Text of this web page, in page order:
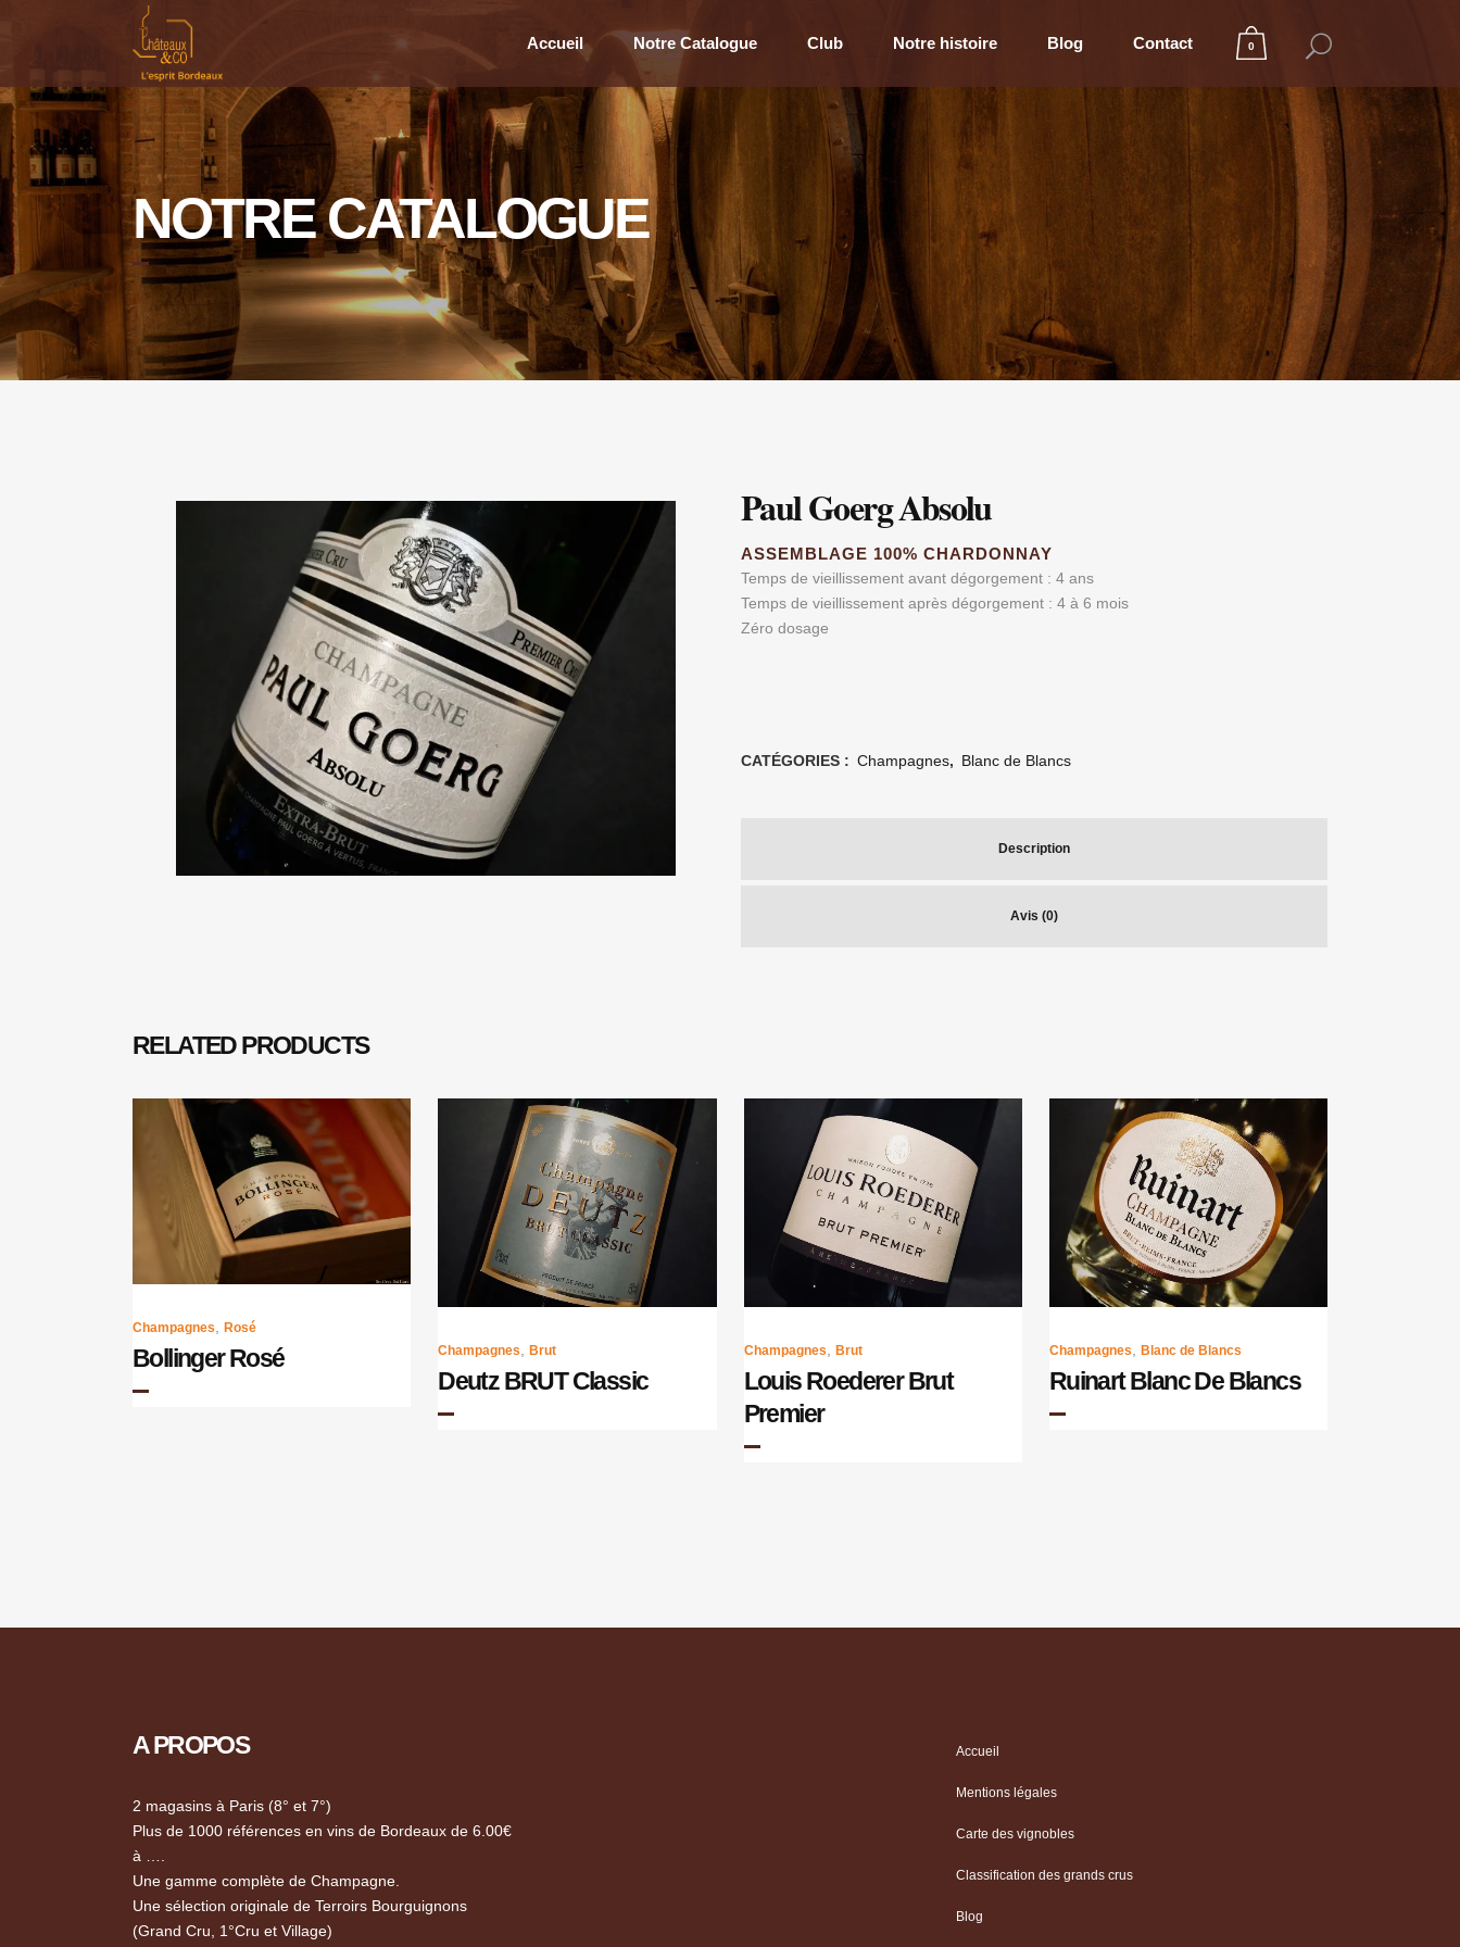
0
Accueil Notre Catalogue Club Notre histoire Blog Contact
NOTRE CATALOGUE
Paul Goerg Absolu
ASSEMBLAGE 100% CHARDONNAY
Temps de vieillissement avant dégorgement : 4 ans
Temps de vieillissement après dégorgement : 4 à 6 mois
Zéro dosage
CATÉGORIES : Champagnes, Blanc de Blancs
Description
Avis (0)
RELATED PRODUCTS
Champagnes Rosé
Bollinger Rosé Champagnes ,Brut
Deutz BRUT Classic
Champagnes Brut
Louis Roederer Brut
Premier
Champagnes Blanc de Blancs
Ruinart Blanc De Blancs
A PROPOS
2 magasins à Paris (8° et 7°)
Plus de 1000 références en vins de Bordeaux de 6.00€
à ….
Une gamme complète de Champagne.
Une sélection originale de Terroirs Bourguignons
(Grand Cru, 1°Cru et Village)
Accueil
Mentions légales
Carte des vignobles
Classification des grands crus
Blog